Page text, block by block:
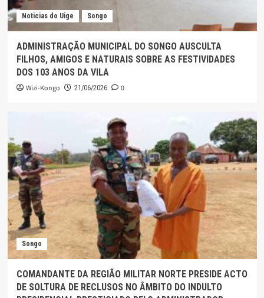
Noticias do Uige Songo
ADMINISTRAÇÃO MUNICIPAL DO SONGO AUSCULTA
FILHOS, AMIGOS E NATURAIS SOBRE AS FESTIVIDADES
DOS 103 ANOS DA VILA
Wizi-Kongo 21/06/2026 0
Songo
COMANDANTE DA REGIÃO MILITAR NORTE PRESIDE ACTO
DE SOLTURA DE RECLUSOS NO ÂMBITO DO INDULTO